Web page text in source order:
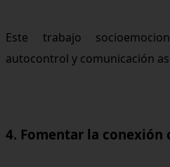
Este trabajo
autocontrol y comunicación
4. Fomentar la conexión